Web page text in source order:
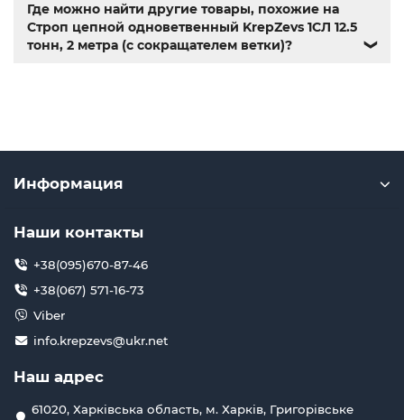
Где можно найти другие товары, похожие на
Строп цепной одноветвенный KrepZevs 1СЛ 12.5
тонн, 2 метра (с сокращателем ветки)?
❯
Информация
Наши контакты
+38(095)670-87-46
+38(067) 571-16-73
Viber
info.krepzevs@ukr.net
Наш адрес
61020, Харківська область, м. Харків, Григорівське